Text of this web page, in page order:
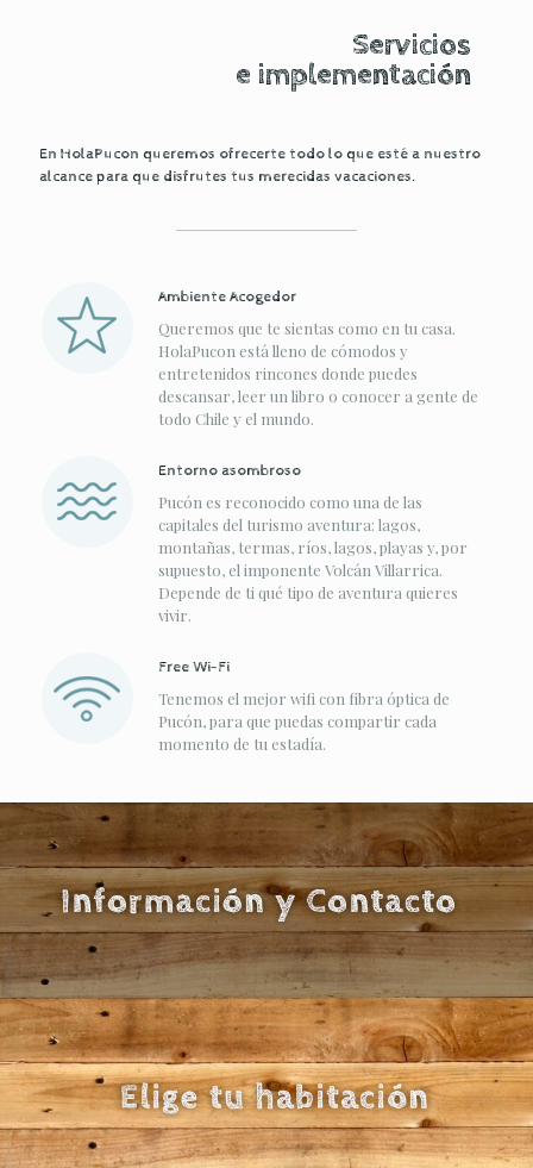
Servicios
e implementación
En HolaPucon queremos ofrecerte todo lo que esté a nuestro
alcance para que disfrutes tus merecidas vacaciones.
Ambiente Acogedor
Queremos que te sientas como en tu casa.
HolaPucon está lleno de cómodos y
entretenidos rincones donde puedes
descansar, leer un libro o conocer a gente de
todo Chile y el mundo.
Entorno asombroso
Pucón es reconocido como una de las
capitales del turismo aventura: lagos,
montañas, termas, ríos, lagos, playas y, por
supuesto, el imponente Volcán Villarrica.
Depende de ti qué tipo de aventura quieres
vivir.
Free Wi-Fi
Tenemos el mejor wifi con fibra óptica de
Pucón, para que puedas compartir cada
momento de tu estadía.